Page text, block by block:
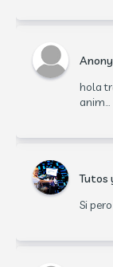
hola
anim...
Tutos
Si